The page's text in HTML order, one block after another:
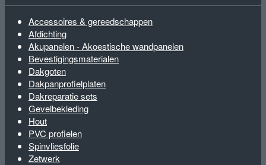
Accessoires & gereedschappen
Afdichting
Akupanelen - Akoestische wandpanelen
Bevestigingsmaterialen
Dakgoten
Dakpanprofielplaten
Dakreparatie sets
Gevelbekleding
Hout
PVC profielen
Spinvliesfolie
Zetwerk